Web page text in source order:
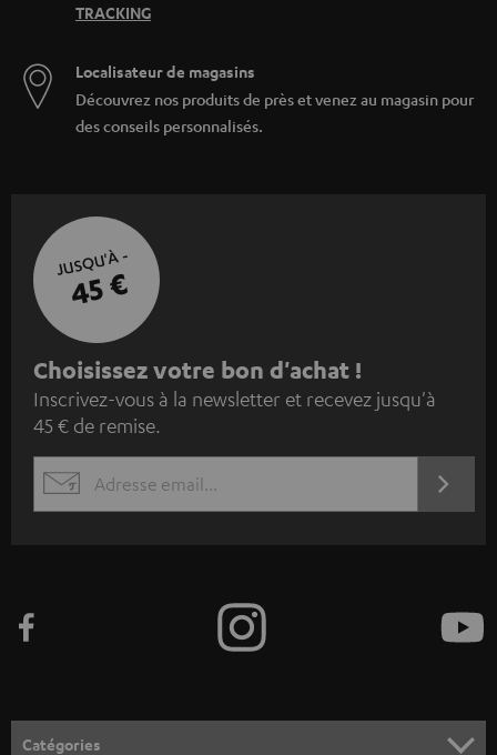
TRACKING
Localisateur de magasins
Découvrez nos produits de près et venez au magasin pour
des conseils personnalisés.
JUSQU'À -
45 €
I
n
s
c
z
o
Choisissez votre bon d'achat !
Inscrivez-vous à la newsletter et recevez jusqu'à
45 € de remise.
EMAIL
Catégories